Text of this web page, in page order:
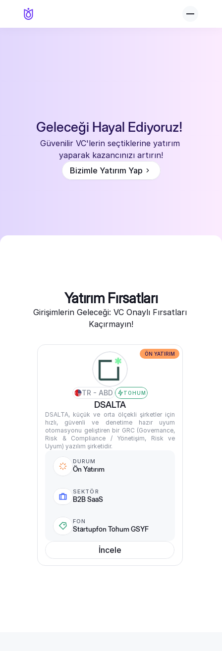
Geleceği Hayal Ediyoruz!
Güvenilir VC'lerin seçtiklerine yatırım
yaparak kazancınızı artırın!
Bizimle Yatırım Yap
Yatırım Fırsatları
Girişimlerin Geleceği: VC Onaylı Fırsatları
Kaçırmayın!
TR - ABD TOHUM
DSALTA
DSALTA, küçük ve orta ölçekli şirketler için
hızlı, güvenli ve denetime hazır uyum
otomasyonu geliştiren bir GRC (Governance,
Risk & Compliance / Yönetişim, Risk ve
Uyum) yazılım şirketidir.
DURUM
Ön Yatırım
SEKTÖR
B2B SaaS
FON
Startupfon Tohum GSYF
İncele
ÖN YATIRIM